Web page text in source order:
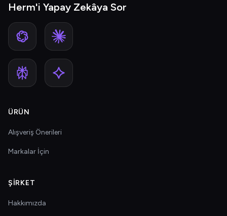
Herm'i Yapay Zekâya Sor
ÜRÜN
Alışveriş Önerileri
Markalar İçin
ŞIRKET
Hakkımızda